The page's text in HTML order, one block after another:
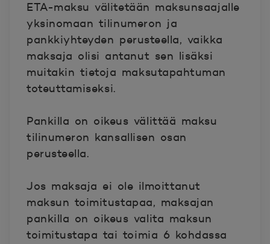
ETA-maksu välitetään maksunsaajalle
yksinomaan tilinumeron ja
pankkiyhteyden perusteella, vaikka
maksaja olisi antanut sen lisäksi
muitakin tietoja maksutapahtuman
toteuttamiseksi.
Pankilla on oikeus välittää maksu
tilinumeron kansallisen osan
perusteella.
Jos maksaja ei ole ilmoittanut
maksun toimitustapaa, maksajan
pankilla on oikeus valita maksun
toimitustapa tai toimia 6 kohdassa